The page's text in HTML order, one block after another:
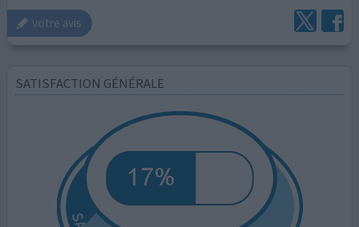
votre avis
SATISFACTION GÉNÉRALE